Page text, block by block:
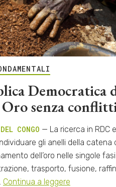
Democratica
senza
CONGO — La ricerca in RDC
gli anelli della catena
dell’oro nelle singole
trasporto, fusione,
Continua a leggere